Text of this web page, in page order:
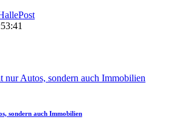
sondern auch Immobilien